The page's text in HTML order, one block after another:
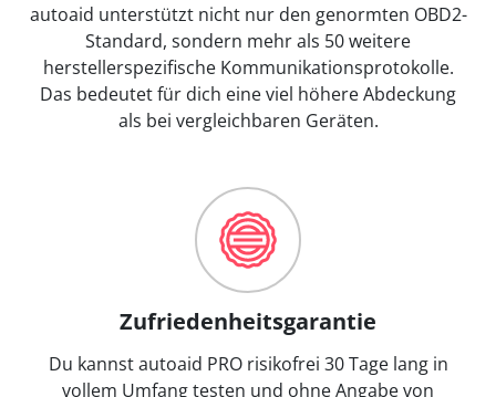
autoaid unterstützt nicht nur den genormten OBD2-
Standard, sondern mehr als 50 weitere
herstellerspezifische Kommunikationsprotokolle.
Das bedeutet für dich eine viel höhere Abdeckung
als bei vergleichbaren Geräten.
Zufriedenheitsgarantie
Du kannst autoaid PRO risikofrei 30 Tage lang in
vollem Umfang testen und ohne Angabe von